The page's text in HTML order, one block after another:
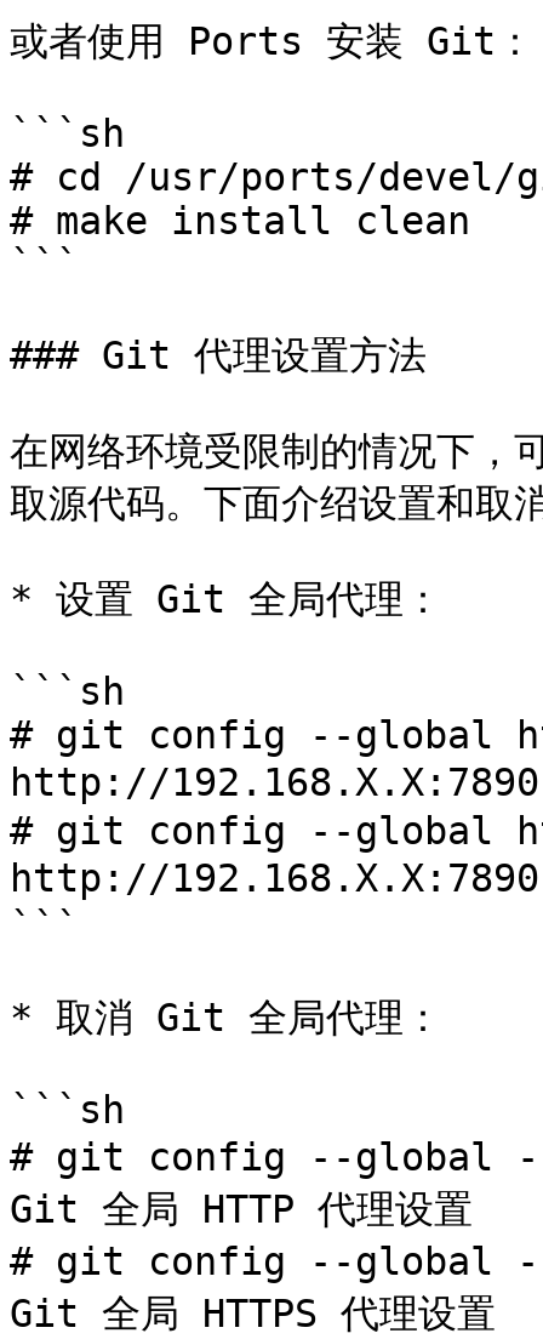
或者使用 Ports 安装 Git：
```sh
# cd /usr/ports/devel/
# make install clean
```
### Git 代理设置方法
在网络环境受限制的情况下
取源代码。下面介绍设置和
* 设置 Git 全局代理：
```sh
# git config --global
http://192.168.X.X:7890
# git config --global
http://192.168.X.X:7890
```
* 取消 Git 全局代理：
```sh
# git config --global
Git 全局 HTTP 代理设置
# git config --global --
Git 全局 HTTPS 代理设置